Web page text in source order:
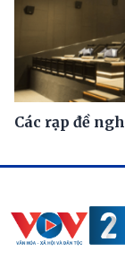
Các rạp đề